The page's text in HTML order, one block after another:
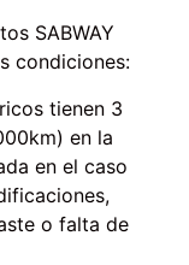
SABWAY
condiciones:
tienen 3
en la
en el caso
o falta de